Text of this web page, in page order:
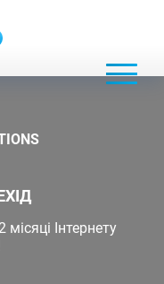
Інтернету